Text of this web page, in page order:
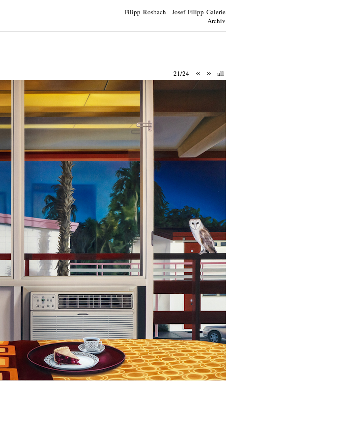
Filipp Rosbach Josef Filipp Galerie
Archiv
21/24 « » all